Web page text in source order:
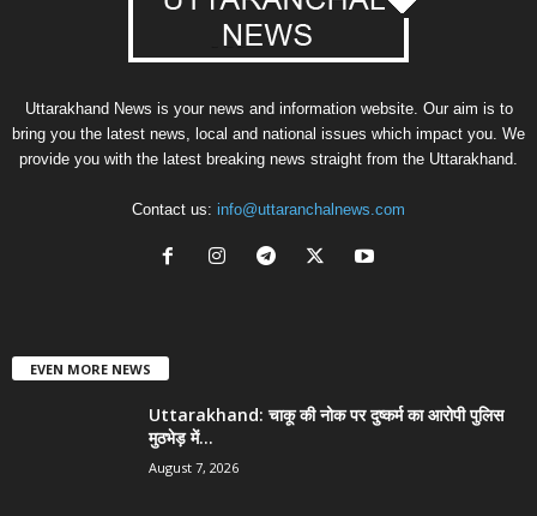
Uttarakhand News is your news and information website. Our aim is to
bring you the latest news, local and national issues which impact you. We
provide you with the latest breaking news straight from the Uttarakhand.
Contact us: info@uttaranchalnews.com
EVEN MORE NEWS
Uttarakhand: चाकू की नोक पर दुष्कर्म का आरोपी पुलिस
मुठभेड़ में...
August 7, 2026